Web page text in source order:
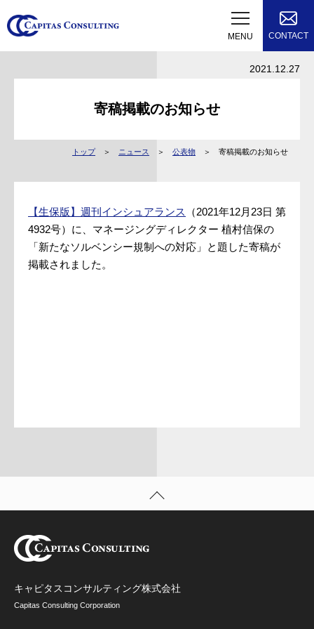
MENU CONTACT
2021.12.27
寄稿掲載のお知らせ
トップ ニュース 公表物 寄稿掲載のお知らせ
【生保版】週刊インシュアランス
（2021年12月23日 第
4932号）に、マネージングディレクター 植村信保の
「新たなソルベンシー規制への対応」と題した寄稿が
掲載されました。
キャピタスコンサルティング株式会社
Capitas Consulting Corporation